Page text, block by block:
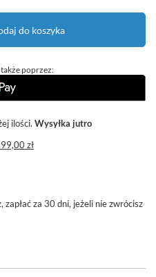
do koszyka
poprzez:
ilości Wysyłka jutro
99,00 zł
zapłać za 30 dni, jeżeli nie zwrócisz